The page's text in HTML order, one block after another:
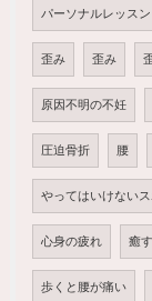
パーソナルレッスン
歪み 歪み
原因不明の不妊
圧迫骨折 腰
やってはいけない
心身の疲れ 癒す
歩くと腰が痛い